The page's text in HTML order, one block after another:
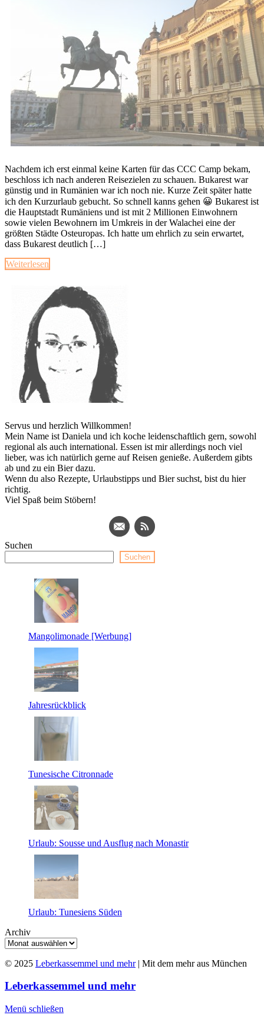
Nachdem ich erst einmal keine Karten für das CCC Camp bekam,
beschloss ich nach anderen Reisezielen zu schauen. Bukarest war
günstig und in Rumänien war ich noch nie. Kurze Zeit später hatte
ich den Kurzurlaub gebucht. So schnell kanns gehen 😀 Bukarest ist
die Hauptstadt Rumäniens und ist mit 2 Millionen Einwohnern
sowie vielen Bewohnern im Umkreis in der Walachei eine der
größten Städte Osteuropas. Ich hatte um ehrlich zu sein erwartet,
dass Bukarest deutlich […]
Weiterlesen
Servus und herzlich Willkommen!
Mein Name ist Daniela und ich koche leidenschaftlich gern, sowohl
regional als auch international. Essen ist mir allerdings noch viel
lieber, was ich natürlich gerne auf Reisen genieße. Außerdem gibts
ab und zu ein Bier dazu.
Wenn du also Rezepte, Urlaubstipps und Bier suchst, bist du hier
richtig.
Viel Spaß beim Stöbern!
Suchen
Suchen
Mangolimonade [Werbung]
Jahresrückblick
Tunesische Citronnade
Urlaub: Sousse und Ausflug nach Monastir
Urlaub: Tunesiens Süden
Archiv
© 2025 Leberkassemmel und mehr| Mit dem mehr aus München
Leberkassemmel und mehr
Menü schließen